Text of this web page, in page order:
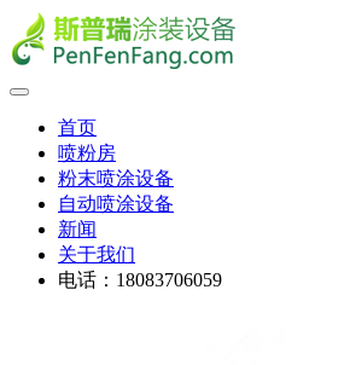
首页
喷粉房
粉末喷涂设备
自动喷涂设备
新闻
关于我们
电话：18083706059